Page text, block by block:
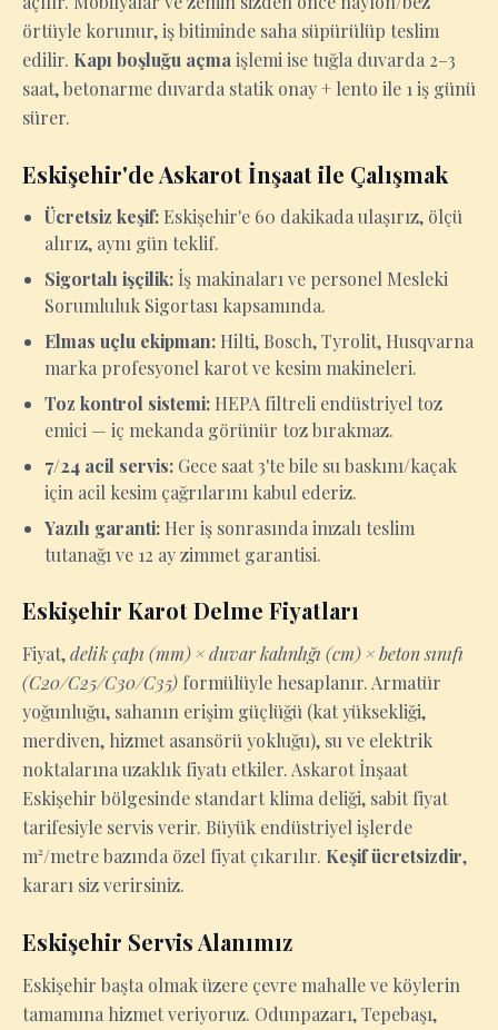
örtüyle korunur, iş bitiminde saha süpürülüp teslim
edilir. Kapı boşluğu açma işlemi ise tuğla duvarda 2–3
saat, betonarme duvarda statik onay + lento ile 1 iş günü
sürer.
Eskişehir'de Askarot İnşaat ile Çalışmak
Ücretsiz keşif: Eskişehir'e 60 dakikada ulaşırız, ölçü
alırız, aynı gün teklif.
Sigortalı işçilik: İş makinaları ve personel Mesleki
Sorumluluk Sigortası kapsamında.
Elmas uçlu ekipman: Hilti, Bosch, Tyrolit, Husqvarna
marka profesyonel karot ve kesim makineleri.
Toz kontrol sistemi: HEPA filtreli endüstriyel toz
emici — iç mekanda görünür toz bırakmaz.
7/24 acil servis: Gece saat 3'te bile su baskını/kaçak
için acil kesim çağrılarını kabul ederiz.
Yazılı garanti: Her iş sonrasında imzalı teslim
tutanağı ve 12 ay zimmet garantisi.
Eskişehir Karot Delme Fiyatları
Fiyat,delik çapı (mm) × duvar kalınlığı (cm) × beton sınıfı
(C20/C25/C30/C35) formülüyle hesaplanır. Armatür
yoğunluğu, sahanın erişim güçlüğü (kat yüksekliği,
merdiven, hizmet asansörü yokluğu), su ve elektrik
noktalarına uzaklık fiyatı etkiler. Askarot İnşaat
Eskişehir bölgesinde standart klima deliği, sabit fiyat
tarifesiyle servis verir. Büyük endüstriyel işlerde
m²/metre bazında özel fiyat çıkarılır. Keşif ücretsizdir,
kararı siz verirsiniz.
Eskişehir Servis Alanımız
Eskişehir başta olmak üzere çevre mahalle ve köylerin
tamamına hizmet veriyoruz. Odunpazarı, Tepebaşı,